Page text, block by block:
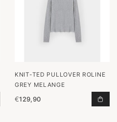
66.168 GRAPE TOEVOEGEN
KNIT-TED PULLOVER ROLINE
GREY MELANGE
€129,90